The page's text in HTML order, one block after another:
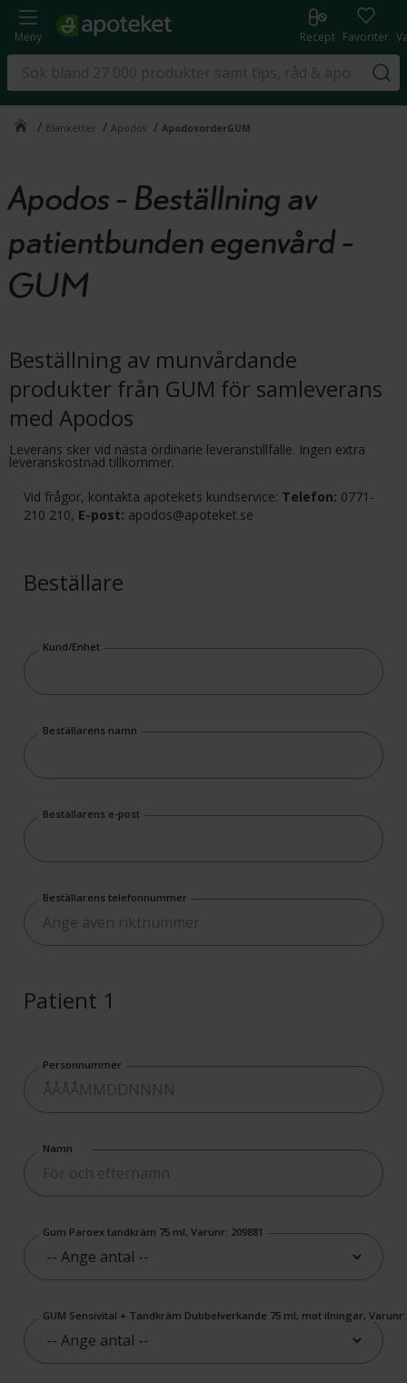
Meny Recept Favoriter
/ Blanketter / Apodos / ApodosorderGUM
Apodos - Beställning av
patientbunden egenvård -
GUM
Beställning av munvårdande
produkter från GUM för samleverans
med Apodos
Leverans sker vid nästa ordinarie leveranstillfälle. Ingen extra
leveranskostnad tillkommer.
Vid frågor, kontakta apotekets kundservice: Telefon: 0771-
210 210, E-post: apodos@apoteket.se
Beställare
Kund/Enhet
Beställarens namn
Beställarens e-post
Beställarens telefonnummer
Patient 1
Personnummer
Namn
Gum Paroex tandkräm 75 ml, Varunr: 209881
GUM Sensivital + Tandkräm Dubbelverkande 75 ml, mot ilningar, Varunr: